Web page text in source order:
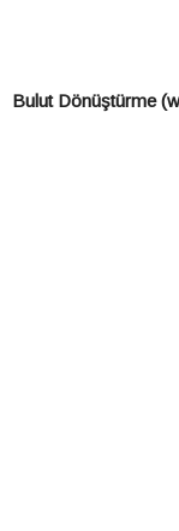
Bulut Dönüştürme